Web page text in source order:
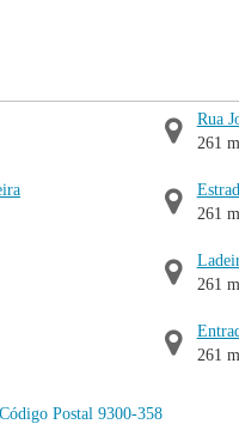
Rua
261 m
261 m
261 m
261 m
Código Postal 9300-358